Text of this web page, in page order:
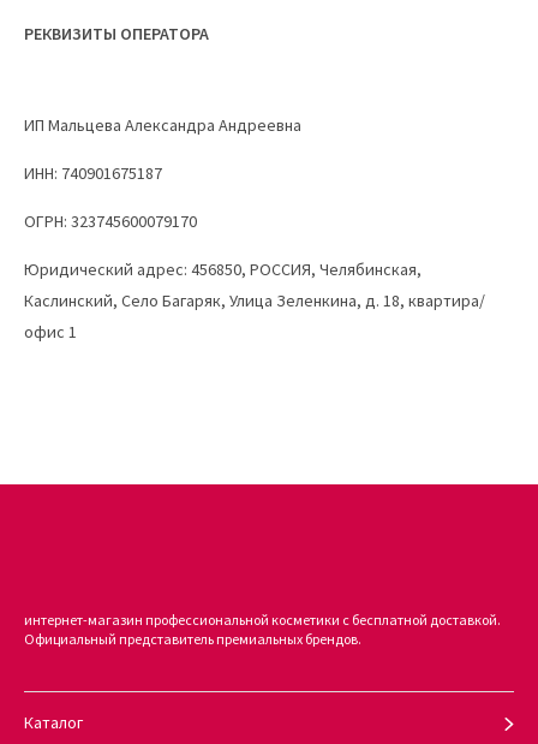
РЕКВИЗИТЫ ОПЕРАТОРА
ИП Мальцева Александра Андреевна
ИНН: 740901675187
ОГРН: 323745600079170
Юридический адрес: 456850, РОССИЯ, Челябинская,
Каслинский, Село Багаряк, Улица Зеленкина, д. 18, квартира/
офис 1
интернет-магазин профессиональной косметики с бесплатной доставкой.
Официальный представитель премиальных брендов.
Каталог